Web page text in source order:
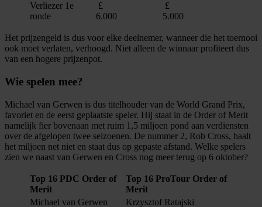
Verliezer 1e
ronde
£
6.000
£
5.000
Het prijzengeld is dus voor elke deelnemer, wanneer die het toernooi
ook moet verlaten, verhoogd. Niet alleen de winnaar profiteert dus
van een hogere prijzenpot.
Wie spelen mee?
Michael van Gerwen is dus titelhouder van de World Grand Prix,
favoriet en de eerst geplaatste speler. Hij staat in de Order of Merit
namelijk fier bovenaan met ruim 1,5 miljoen pond aan verdiensten
over de afgelopen twee seizoenen. De nummer 2, Rob Cross, haalt
het miljoen net niet en staat dus op gepaste afstand. Welke spelers
zien we naast van Gerwen en Cross nog meer terug op 6 oktober?
Top 16 PDC Order of
Merit
Top 16 ProTour Order of
Merit
Michael van Gerwen
Krzysztof Ratajski